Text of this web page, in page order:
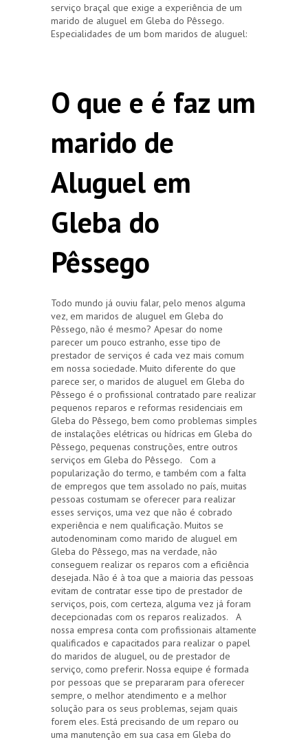
serviço braçal que exige a experiência de um
marido de aluguel em Gleba do Pêssego.
Especialidades de um bom maridos de aluguel:
O que e é faz um
marido de
Aluguel em
Gleba do
Pêssego
Todo mundo já ouviu falar, pelo menos alguma
vez, em maridos de aluguel em Gleba do
Pêssego, não é mesmo? Apesar do nome
parecer um pouco estranho, esse tipo de
prestador de serviços é cada vez mais comum
em nossa sociedade. Muito diferente do que
parece ser, o maridos de aluguel em Gleba do
Pêssego é o profissional contratado pare realizar
pequenos reparos e reformas residenciais em
Gleba do Pêssego, bem como problemas simples
de instalações elétricas ou hídricas em Gleba do
Pêssego, pequenas construções, entre outros
serviços em Gleba do Pêssego. Com a
popularização do termo, e também com a falta
de empregos que tem assolado no país, muitas
pessoas costumam se oferecer para realizar
esses serviços, uma vez que não é cobrado
experiência e nem qualificação. Muitos se
autodenominam como marido de aluguel em
Gleba do Pêssego, mas na verdade, não
conseguem realizar os reparos com a eficiência
desejada. Não é à toa que a maioria das pessoas
evitam de contratar esse tipo de prestador de
serviços, pois, com certeza, alguma vez já foram
decepcionadas com os reparos realizados. A
nossa empresa conta com profissionais altamente
qualificados e capacitados para realizar o papel
do maridos de aluguel, ou de prestador de
serviço, como preferir. Nossa equipe é formada
por pessoas que se prepararam para oferecer
sempre, o melhor atendimento e a melhor
solução para os seus problemas, sejam quais
forem eles. Está precisando de um reparo ou
uma manutenção em sua casa em Gleba do